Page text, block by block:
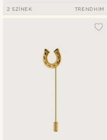
2 SZÍNEK TRENDHIM